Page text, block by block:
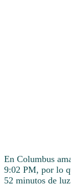
En Columbus
9:02 PM, por lo
52 minutos de